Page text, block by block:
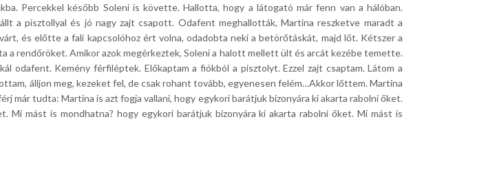
Percekkel később Soleni is követte.Hallotta, hogy a látogató már fenn van a hálóban.
a pisztollyal és jó nagy zajt csapott. Odafent meghallották, Martina reszketve maradt a
és előtte a fali kapcsolóhoz ért volna, odadobta neki a betörőtáskát, majd lőt. Kétszer a
a rendőröket.Amikor azok megérkeztek, Soleni a halott mellett ült és arcát kezébe temette.
odafent. Kemény férfiléptek. Előkaptam a fiókból a pisztolyt.Ezzel zajt csaptam.Látom a
álljon meg, kezeket fel, de csak rohant tovább, egyenesen felém…Akkor lőttem.Martina
már tudta: Martina is azt fogja vallani, hogy egykori barátjuk bizonyára ki akarta rabolni őket.
Mi mást is mondhatna? hogy egykori barátjuk bizonyára ki akarta rabolni őket.Mi mást is